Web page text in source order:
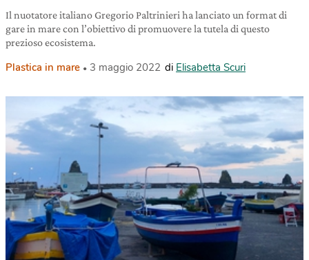
Il nuotatore italiano Gregorio Paltrinieri ha lanciato un format di
gare in mare con l’obiettivo di promuovere la tutela di questo
prezioso ecosistema.
Plastica in mare 3 maggio 2022 di Elisabetta Scuri